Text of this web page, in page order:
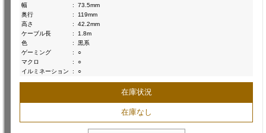
幅
:
73.5mm
奥行
:
119mm
高さ
:
42.2mm
ケーブル長
:
1.8m
色
:
黒系
ゲーミング
:
○
マクロ
:
○
イルミネーション
: ○
在庫状況
在庫なし